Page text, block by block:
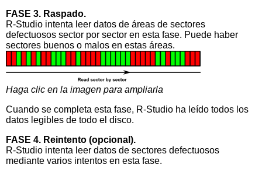
FASE 3. Raspado.
R-Studio intenta leer datos de áreas de sectores
defectuosos sector por sector en esta fase. Puede haber
sectores buenos o malos en estas áreas.
Haga clic en la imagen para ampliarla
Cuando se completa esta fase, R-Studio ha leído todos los
datos legibles de todo el disco.
FASE 4. Reintento (opcional).
R-Studio intenta leer datos de sectores defectuosos
mediante varios intentos en esta fase.